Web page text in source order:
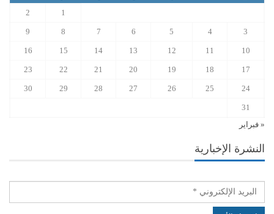
1
2
3
4
5
6
7
8
9
10
11
12
13
14
15
16
17
18
19
20
21
22
23
24
25
26
27
28
29
30
31
« فبراير
النشرة الإخبارية